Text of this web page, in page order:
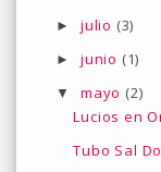
► julio (3)
► junio (1)
▼ mayo (2)
Lucios en
Tubo Sal